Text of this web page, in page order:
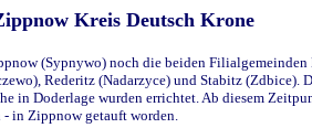
Kreis Deutsch Krone
(Sypnywo) noch die beiden
Rederitz (Nadarzyce) und Stabitz
Doderlage wurden errichtet. Ab diesem
in Zippnow getauft worden.